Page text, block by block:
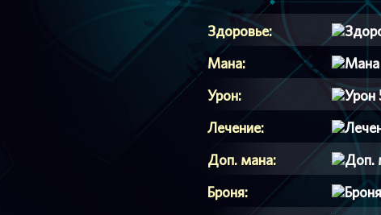
Здоровье:
Мана:
Урон:
Лечение:
Доп. мана:
Броня: